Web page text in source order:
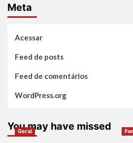
Meta
Acessar
Feed de posts
Feed de comentários
WordPress.org
You may have missed
Geral